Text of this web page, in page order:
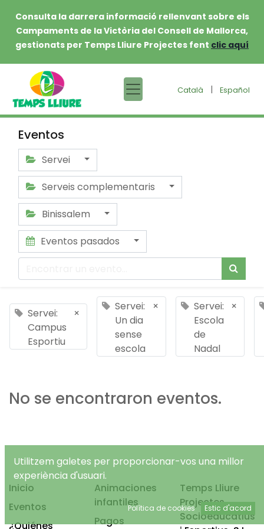
Consulta la darrera informació rellenvant sobre els
Campaments de la Victòria del Consell de Mallorca,
gestionats per Temps Lliure Projectes fent clic aquí
Català | Español
Eventos
Servei
Serveis complementaris
Binissalem
Eventos pasados
Servei:
Campus
Esportiu
×
Servei:
Un dia
sense
escola
×
Servei:
Escola
de
Nadal
×
No se encontraron eventos.
Inicio
Eventos
¿Quiénes
Animaciones
infantiles
Pagos
Temps Lliure
Projectes
Socioeducatius
Utilitzem galetes per proporcionar-vos una millor
experiència d'usuari.
Política de cookies Estic d'acord